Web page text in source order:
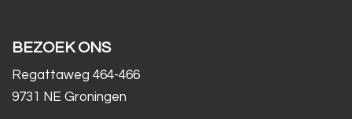
BEZOEK ONS
Regattaweg 464-466
9731 NE Groningen